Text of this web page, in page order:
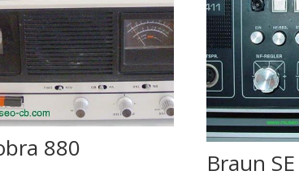
880
Braun